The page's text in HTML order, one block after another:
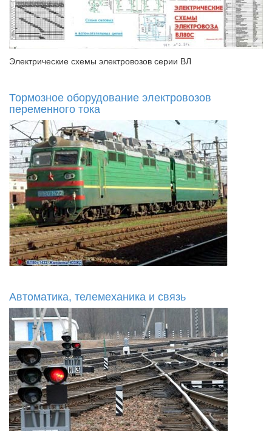
Электрические схемы электровозов серии ВЛ
Тормозное оборудование электровозов
переменного тока
Автоматика, телемеханика и связь